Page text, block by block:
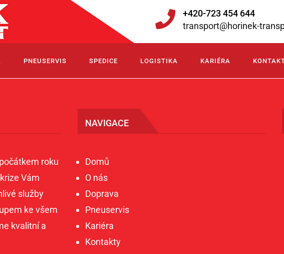
+420-723 454 644
transport@horinek-
PNEUSERVIS SPEDICE LOGISTIKA KARIÉRA
roku
Vám
služby
ke všem
kvalitní a
NAVIGACE
Domů
O nás
Doprava
Pneuservis
Kariéra
Kontakty